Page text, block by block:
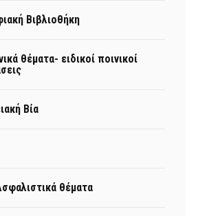
Βιβλιοθήκη
θέματα- ειδικοί ποινικοί
Βία
θέματα